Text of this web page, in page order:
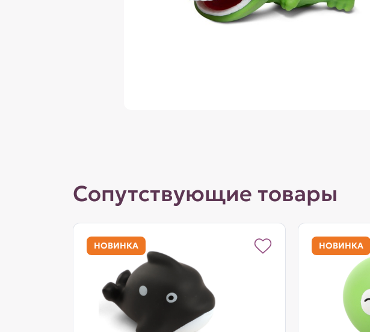
Сопутствующие товары
НОВИНКА НОВИНКА